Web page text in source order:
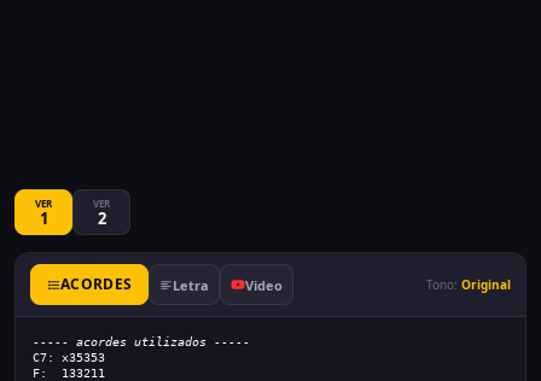
VER
1
VER
2
ACORDES Letra Video Tono: Original
----- acordes utilizados -----
C7: x35353
F:  133211